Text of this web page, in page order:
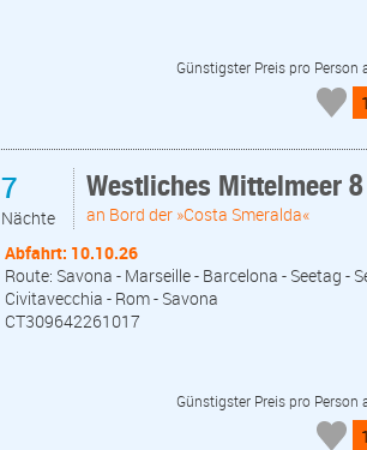
Günstigster Preis pro Person
7
Nächte
Westliches Mittelmeer
an Bord der »Costa Smeralda«
Abfahrt: 10.10.26
Route: Savona - Marseille - Barcelona - Seetag -
Civitavecchia - Rom - Savona
CT309642261017
Günstigster Preis pro Person